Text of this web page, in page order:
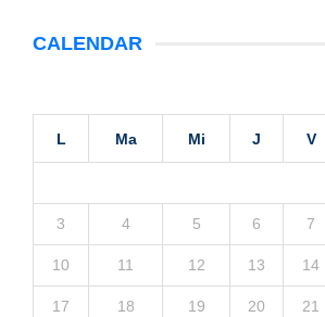
CALENDAR
L Ma Mi J V
3 4 5 6 7
10 11 12 13 14
17 18 19 20 21